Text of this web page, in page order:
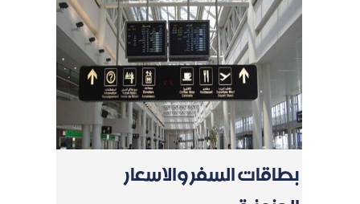
بطاقات السفر والاسعار